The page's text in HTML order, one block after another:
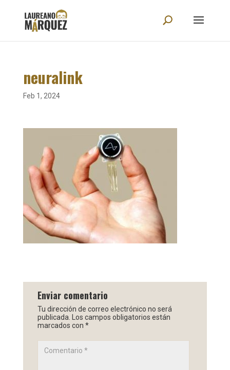
neuralink
Feb 1, 2024
Enviar comentario
Tu dirección de correo electrónico no será
publicada.
Los campos obligatorios están
marcados con *